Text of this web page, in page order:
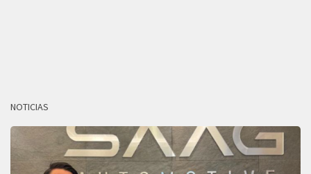
NOTICIAS